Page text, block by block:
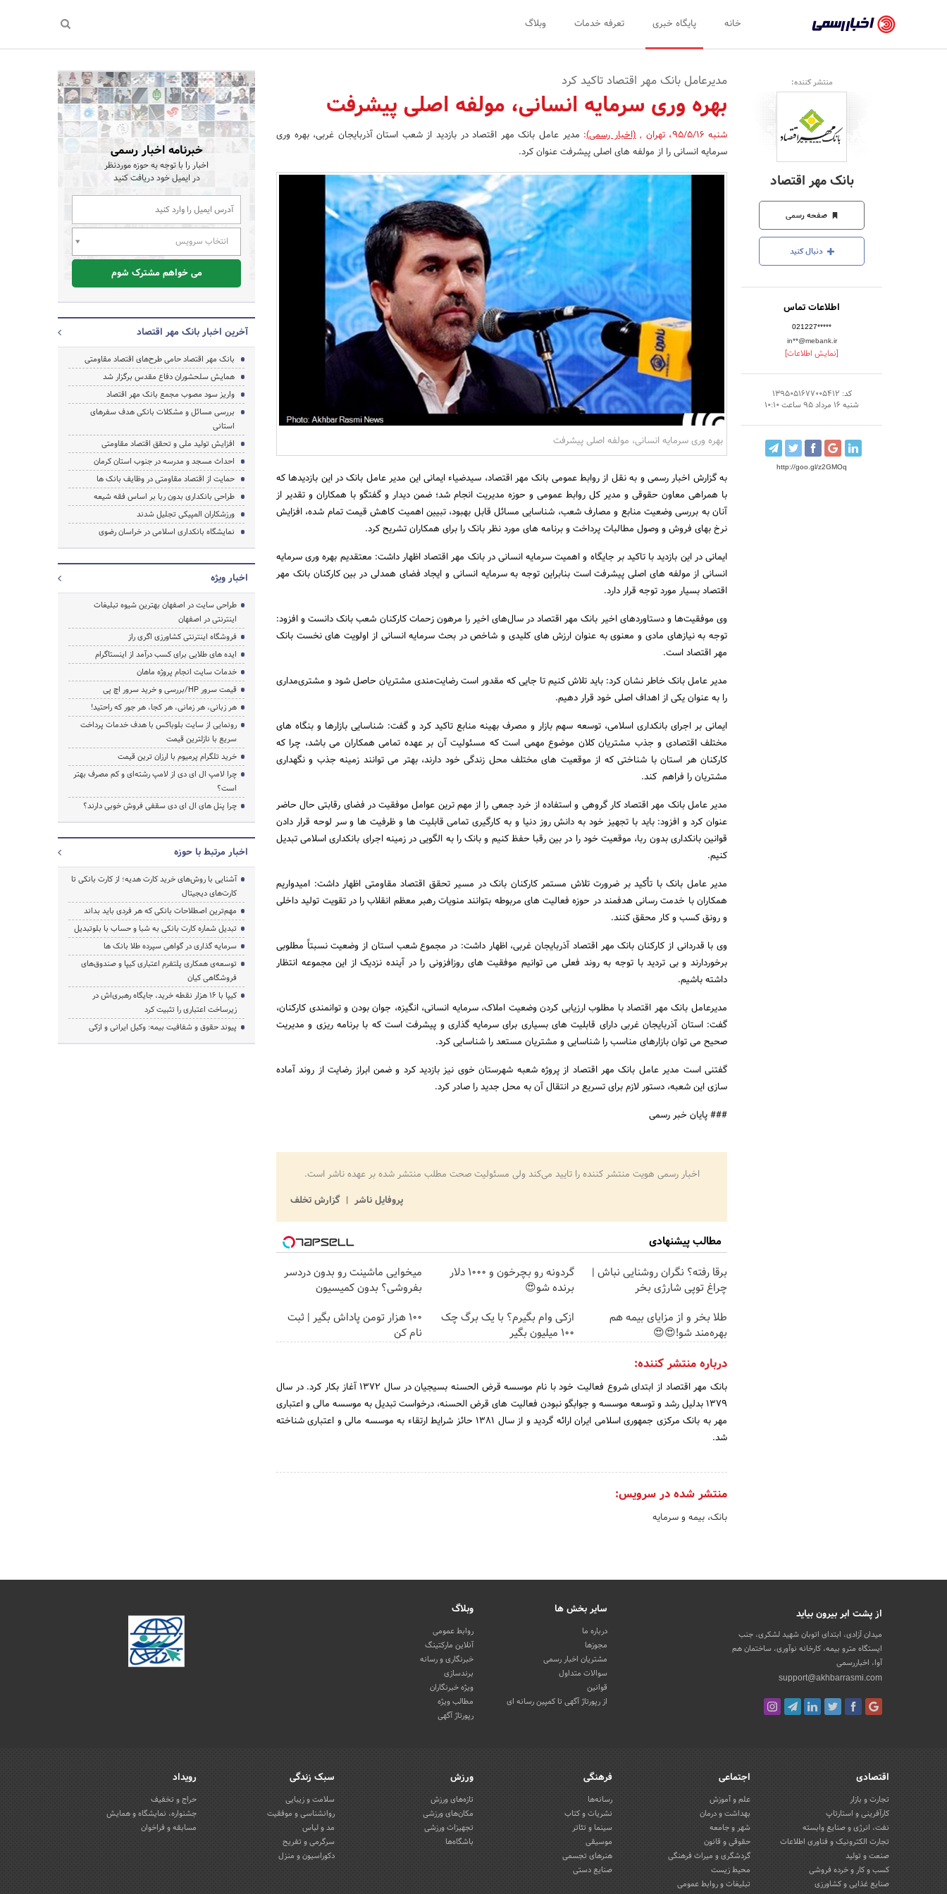
رسمی
-
اخبار
تایید
شده
شرکت‌ها،
سازمان‌ها
و
روابط
عمومی‌ها
خانه پایگاه خبری تعرفه خدمات وبلاگ
جستجو
منتشر کننده:
بانک مهر اقتصاد
صفحه رسمی
دنبال کنید
اطلاعات تماس
021227*****
in**@mebank.ir
[نمایش اطلاعات]
کد: 1395051677005412
شنبه 16 مرداد 95 ساعت 10:10
http://goo.gl/z2GMOq
مدیرعامل بانک مهر اقتصاد تاکید کرد
بهره وری سرمایه انسانی، مولفه اصلی پیشرفت
شنبه 95/5/16 ،تهران ,(اخبار رسمی): مدیر عامل بانک مهر اقتصاد در بازدید از شعب استان آذربایجان غربی، بهره وری
سرمایه انسانی را از مولفه های اصلی پیشرفت عنوان کرد.
بهره وری سرمایه انسانی، مولفه اصلی پیشرفت
به گزارش اخبار رسمی و به نقل از روابط عمومی بانک مهر اقتصاد، سیدضیاء ایمانی این مدیر عامل بانک در این بازدیدها که
با همراهی معاون حقوقی و مدیر کل روابط عمومی و حوزه مدیریت انجام شد؛ ضمن دیدار و گفتگو با همکاران و تقدیر از
آنان به بررسی وضعیت منابع و مصارف شعب، شناسایی مسائل قابل بهبود، تبیین اهمیت کاهش قیمت تمام شده، افزایش
نرخ بهای فروش و وصول مطالبات پرداخت و برنامه های مورد نظر بانک را برای همکاران تشریح کرد.
ایمانی در این بازدید با تاکید بر جایگاه و اهمیت سرمایه انسانی در بانک مهر اقتصاد اظهار داشت: معتقدیم بهره وری سرمایه
انسانی از مولفه های اصلی پیشرفت است بنابراین توجه به سرمایه انسانی و ایجاد فضای همدلی در بین کارکنان بانک مهر
اقتصاد بسیار مورد توجه قرار دارد.
وی موفقیت‌ها و دستاوردهای اخیر بانک مهر اقتصاد در سال‌های اخیر را مرهون زحمات کارکنان شعب بانک دانست و افزود:
توجه به نیازهای مادی و معنوی به عنوان ارزش های کلیدی و شاخص در بحث سرمایه انسانی از اولویت های نخست بانک
مهر اقتصاد است.
مدیر عامل بانک خاطر نشان کرد: باید تلاش کنیم تا جایی که مقدور است رضایت‌مندی مشتریان حاصل شود و مشتری‌مداری
را به عنوان یکی از اهداف اصلی خود قرار دهیم.
ایمانی بر اجرای بانکداری اسلامی، توسعه سهم بازار و مصرف بهینه منابع تاکید کرد و گفت: شناسایی بازارها و بنگاه های
مختلف اقتصادی و جذب مشتریان کلان موضوع مهمی است که مسئولیت آن بر عهده تمامی همکاران می باشد، چرا که
کارکنان هر استان با شناختی که از موقعیت های مختلف محل زندگی خود دارند، بهتر می توانند زمینه جذب و نگهداری
مشتریان را فراهم کند.
مدیر عامل بانک مهر اقتصاد کار گروهی و استفاده از خرد جمعی را از مهم ترین عوامل موفقیت در فضای رقابتی حال حاضر
عنوان کرد و افزود: باید با تجهیز خود به دانش روز دنیا و به کارگیری تمامی قابلیت ها و ظرفیت ها و سر لوحه قرار دادن
قوانین بانکداری بدون ربا، موقعیت خود را در بین رقبا حفظ کنیم و بانک را به الگویی در زمینه اجرای بانکداری اسلامی تبدیل
کنیم.
مدیر عامل بانک با تأکید بر ضرورت تلاش مستمر کارکنان بانک در مسیر تحقق اقتصاد مقاومتی اظهار داشت: امیدواریم
همکاران با خدمت رسانی هدفمند در حوزه فعالیت های مربوطه بتوانند منویات رهبر معظم انقلاب را در تقویت تولید داخلی
و رونق کسب و کار محقق کنند.
وی با قدردانی از کارکنان بانک مهر اقتصاد آذربایجان غربی، اظهار داشت: در مجموع شعب استان از وضعیت نسبتاً مطلوبی
برخوردارند و بی تردید با توجه به روند فعلی می توانیم موفقیت های روزافزونی را در آینده نزدیک از این مجموعه انتظار
داشته باشیم.
مدیرعامل بانک مهر اقتصاد با مطلوب ارزیابی کردن وضعیت املاک، سرمایه انسانی، انگیزه، جوان بودن و توانمندی کارکنان،
گفت: استان آذربایجان غربی دارای قابلیت های بسیاری برای سرمایه گذاری و پیشرفت است که با برنامه ریزی و مدیریت
صحیح می توان بازارهای مناسب را شناسایی و مشتریان مستعد را شناسایی کرد.
گفتنی است مدیر عامل بانک مهر اقتصاد از پروژه شعبه شهرستان خوی نیز بازدید کرد و ضمن ابراز رضایت از روند آماده
سازی این شعبه، دستور لازم برای تسریع در انتقال آن به محل جدید را صادر کرد.
### پایان خبر رسمی
اخبار رسمی هویت منتشر کننده را تایید می‌کند ولی مسئولیت صحت مطلب منتشر شده بر عهده ناشر است.
پروفایل ناشر
گزارش تخلف
مطالب پیشنهادی
برقا رفته؟ نگران روشنایی نباش |
چراغ توپی شارژی بخر
گردونه رو بچرخون و 1000 دلار
برنده شو😍
میخوایی ماشینت رو بدون دردسر
بفروشی؟ بدون کمیسیون
طلا بخر و از مزایای بیمه هم
بهره‌مند شو!😍😍
ازکی وام بگیرم؟ با یک برگ چک
100 میلیون بگیر
100 هزار تومن پاداش بگیر | ثبت
نام کن
درباره منتشر کننده:
بانک مهر اقتصاد از ابتدای شروع فعالیت خود با نام موسسه قرض الحسنه بسیجیان در سال 1372 آغاز بکار کرد. در سال
1379 بدلیل رشد و توسعه موسسه و جوابگو نبودن فعالیت های قرض الحسنه، درخواست تبدیل به موسسه مالی و اعتباری
مهر به بانک مرکزی جمهوری اسلامی ایران ارائه گردید و از سال 1381 حائز شرایط ارتقاء به موسسه مالی و اعتباری شناخته
شد.
منتشر شده در سرویس:
بانک، بیمه و سرمایه
خبرنامه اخبار رسمی
اخبار را با توجه به حوزه موردنظر
در ایمیل خود دریافت کنید
انتخاب سرویس
می خواهم مشترک شوم
آخرین اخبار بانک مهر اقتصاد
بانک مهر اقتصاد حامی طرح‌های اقتصاد مقاومتی
همایش سلحشوران دفاع‌ مقدس برگزار شد
واریز سود مصوب مجمع بانک مهر اقتصاد
بررسی مسائل و مشکلات بانکی هدف سفرهای
استانی
افزایش تولید ملی و تحقق اقتصاد مقاومتی
احداث مسجد و مدرسه در جنوب استان کرمان
حمایت از اقتصاد مقاومتی در وظایف بانک ها
طراحی بانکداری بدون ربا بر اساس فقه شیعه
ورزشکاران المپیکی تجلیل شدند
نمایشگاه بانکداری اسلامی در خراسان رضوی
اخبار ویژه
طراحی سایت در اصفهان بهترین شیوه تبلیغات
اینترنتی در اصفهان
فروشگاه اینترنتی کشاورزی اگری راز
ایده های طلایی برای کسب درآمد از اینستاگرام
خدمات سایت انجام پروژه ماهان
قیمت سرور HP/بررسی و خرید سرور اچ پی
هر زبانی، هر زمانی، هر کجا، هر جور که راحتید!
رونمایی از سایت بلوباکس با هدف خدمات پرداخت
سریع با نازلترین قیمت
خرید تلگرام پرمیوم با ارزان ترین قیمت
چرا لامپ ال ای دی از لامپ رشته‌ای و کم مصرف بهتر
است؟
چرا پنل های ال ای دی سقفی فروش خوبی دارند؟
اخبار مرتبط با حوزه
آشنایی با روش‌های خرید کارت هدیه؛ از کارت بانکی تا
کارت‌های دیجیتال
مهم‌ترین اصطلاحات بانکی که هر فردی باید بداند
تبدیل شماره کارت بانکی به شبا و حساب با بلوتبدیل
سرمایه گذاری در گواهی سپرده طلا بانک ها
توسعه‌ی همکاری‌ پلتفرم اعتباری کیپا و صندوق‌های
فروشگاهی کیان
کیپا با ۱۶ هزار نقطه خرید، جایگاه رهبری‌اش در
زیرساخت اعتباری را تثبیت کرد
پیوند حقوق و شفافیت بیمه: وکیل ایرانی و ازکی
از پشت ابر بیرون بیاید
میدان آزادی، ابتدای اتوبان شهید لشکری، جنب
ایستگاه مترو بیمه، کارخانه نوآوری، ساختمان هم
آوا، اخباررسمی
support@akhbarrasmi.com
سایر بخش ها
درباره ما
مجوزها
مشتریان اخبار رسمی
سوالات متداول
قوانین
از رپورتاژ آگهی تا کمپین رسانه ای
وبلاگ
روابط عمومی
آنلاین مارکتینگ
خبرنگاری و رسانه
برندسازی
ویژه خبرنگاران
مطالب ویژه
رپورتاژ آگهی
اقتصادی
تجارت و بازار
کارآفرینی و استارتاپ
نفت، انرژی و صنایع وابسته
تجارت الکترونیک و فناوری اطلاعات
صنعت و تولید
کسب و کار و خرده فروشی
صنایع غذایی و کشاورزی
اجتماعی
علم و آموزش
بهداشت و درمان
شهر و جامعه
حقوقی و قانون
گردشگری و میراث فرهنگی
محیط زیست
تبلیغات و روابط عمومی
فرهنگی
رسانه‌ها
نشریات و کتاب
سینما و تئاتر
موسیقی
هنرهای تجسمی
صنایع دستی
ورزش
تازه‌های ورزش
مکان‌های ورزشی
تجهیزات ورزشی
باشگاه‌ها
سبک زندگی
سلامت و زیبایی
روانشناسی و موفقیت
مد و لباس
سرگرمی و تفریح
دکوراسیون و منزل
رویداد
حراج و تخفیف
جشنواره، نمایشگاه و همایش
مسابقه و فراخوان